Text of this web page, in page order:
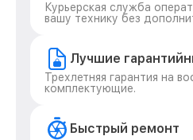
Курьерская служба
вашу технику без
Лучшие
Трехлетняя гарантия на
комплектующие.
Быстрый ремонт